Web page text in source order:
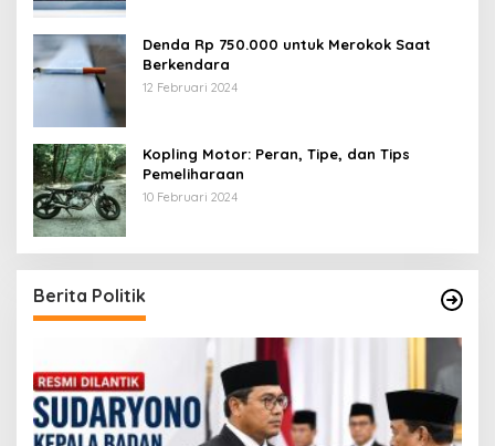
Denda Rp 750.000 untuk Merokok Saat
Berkendara
12 Februari 2024
Kopling Motor: Peran, Tipe, dan Tips
Pemeliharaan
10 Februari 2024
Berita Politik